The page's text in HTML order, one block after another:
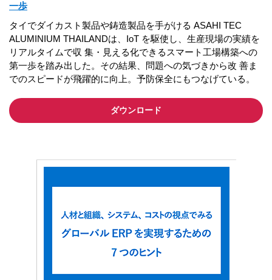
一歩
タイでダイカスト製品や鋳造製品を手がける ASAHI TEC
ALUMINIUM THAILANDは、IoT を駆使し、生産現場の実績を
リアルタイムで収 集・見える化できるスマート工場構築への
第一歩を踏み出した。その結果、問題への気づきから改 善ま
でのスピードが飛躍的に向上。予防保全にもつなげている。
ダウンロード